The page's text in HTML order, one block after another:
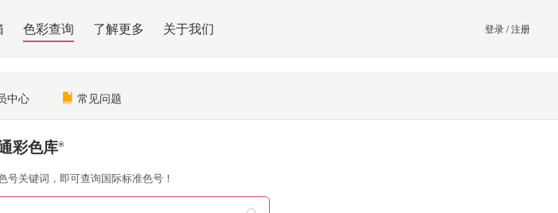
色彩查询 了解更多 关于我们 登录/注册
中心 常见问题
彩色库®
号关键词，即可查询国际标准色号！